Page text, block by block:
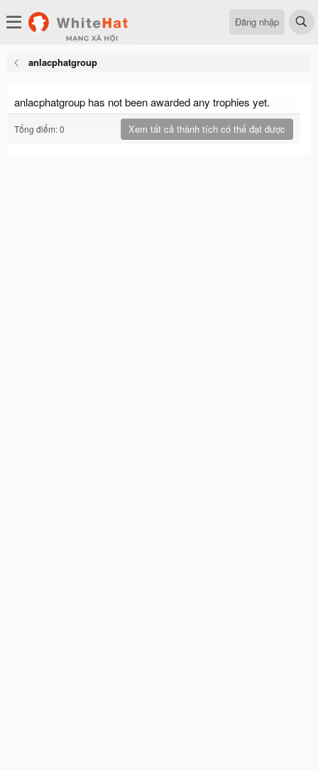
Đăng nhập
anlacphatgroup
anlacphatgroup has not been awarded any trophies yet.
Tổng điểm: 0 Xem tất cả thành tích có thể đạt được